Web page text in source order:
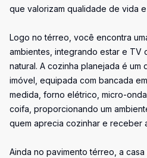
que valorizam qualidade de vida
Logo no térreo, você encontra
ambientes, integrando estar e TV
natural. A cozinha planejada é
imóvel, equipada com bancada
medida, forno elétrico, micro-
coifa, proporcionando um
quem aprecia cozinhar e receber
Ainda no pavimento térreo, a